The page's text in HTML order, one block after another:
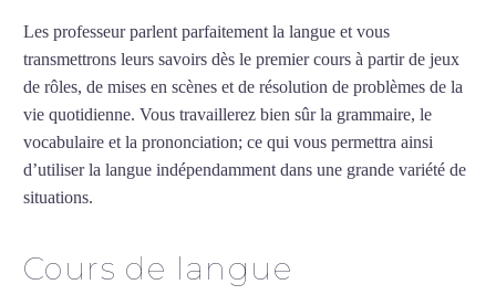
Les professeur parlent parfaitement la langue et vous
transmettrons leurs savoirs dès le premier cours à partir de jeux
de rôles, de mises en scènes et de résolution de problèmes de la
vie quotidienne. Vous travaillerez bien sûr la grammaire, le
vocabulaire et la prononciation; ce qui vous permettra ainsi
d’utiliser la langue indépendamment dans une grande variété de
situations.
Cours de langue